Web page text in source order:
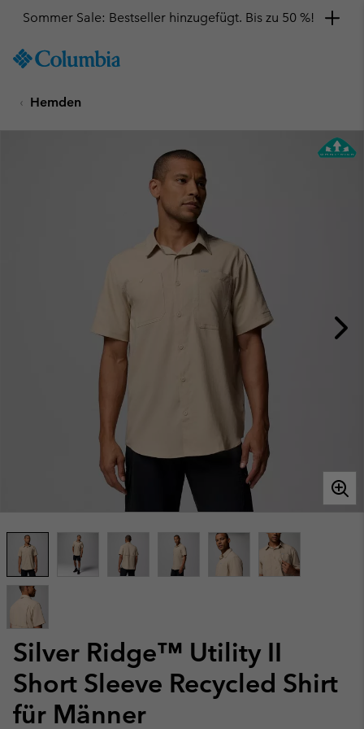
TO
SKIP
Sommer Sale: Bestseller hinzugefügt. Bis zu 50 %!
Hemden
Silver Ridge™ Utility II
Short Sleeve Recycled Shirt
für Männer